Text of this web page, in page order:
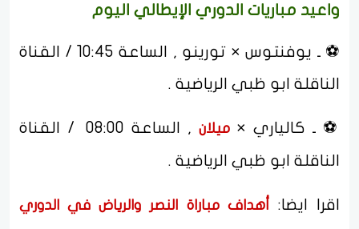
واعيد مباريات الدوري الإيطالي اليوم
⚽ ـ يوفنتوس × تورينو , الساعة 10:45 / القناة
الناقلة ابو ظبي الرياضية .
⚽ ـ كالياري ×ميلان
, الساعة 08:00 / القناة
الناقلة ابو ظبي الرياضية .
اقرا ايضا: أهداف مباراة النصر والرياض في الدوري